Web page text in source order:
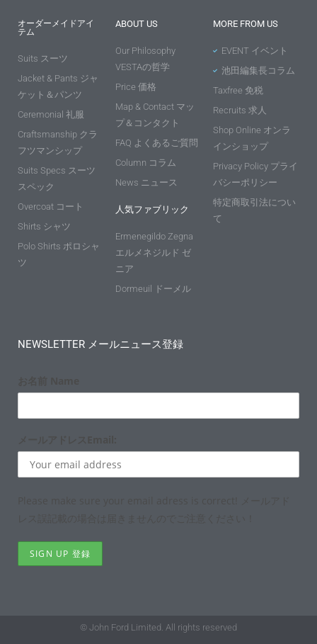
オーダーメイドアイ
テム
Suits スーツ
Jacket & Pants ジャ
ケット＆パンツ
Ceremonial 礼服
Craftsmanship クラ
フツマンシップ
Suits Specs スーツ
スペック
Overcoat コート
Shirts シャツ
Polo Shirts ポロシャ
ツ
ABOUT US
Our Philosophy
VESTAの哲学
Price 価格
Map & Contact マッ
プ＆コンタクト
FAQ よくあるご質問
Column コラム
News ニュース
人気ファブリック
Ermenegildo Zegna
エルメネジルド ゼ
ニア
Dormeuil ドーメル
MORE FROM US
EVENT イベント
池田編集長コラム
Taxfree 免税
Recruits 求人
Shop Online オンラ
インショップ
Privacy Policy プライ
バシーポリシー
特定商取引法につい
て
NEWSLETTER メールニュース登録
© John Ford Limited. All rights reserved